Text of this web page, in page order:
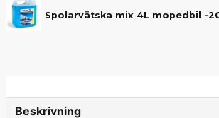
Beskrivning